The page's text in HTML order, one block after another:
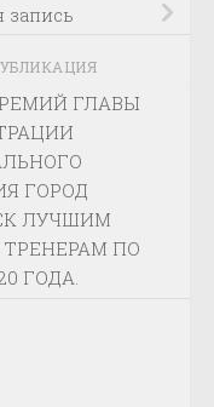
ГЛАВЫ
ГОРОД
ЛУЧШИМ
ПО
ГОДА.